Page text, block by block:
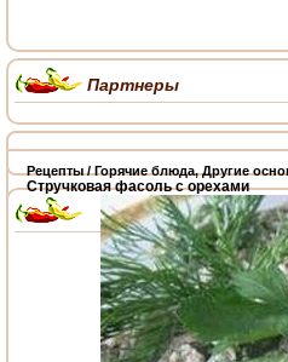
Партнеры
Рецепты/Горячие блюда,Другие
Стручковая фасоль с орехами